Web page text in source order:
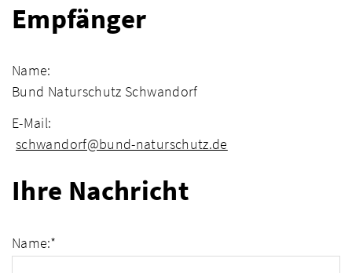
Empfänger
Name:
Bund Naturschutz Schwandorf
E-Mail:
schwandorf@bund-naturschutz.de
Ihre Nachricht
Name:*